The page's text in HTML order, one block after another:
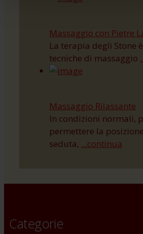
Massaggio con Pietre
La terapia degli Stone
tecniche di massaggio
Massaggio Rilassante
In condizioni normali,
permettere la
seduta, ...continua
Categorie